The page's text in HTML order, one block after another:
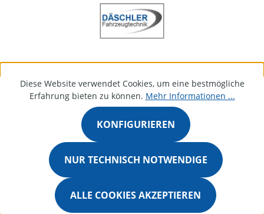
Diese Website verwendet Cookies, um eine bestmögliche
Erfahrung bieten zu können. Mehr Informationen ...
NUR TECHNISCH NOTWENDIGE
KONFIGURIEREN
ALLE COOKIES AKZEPTIEREN